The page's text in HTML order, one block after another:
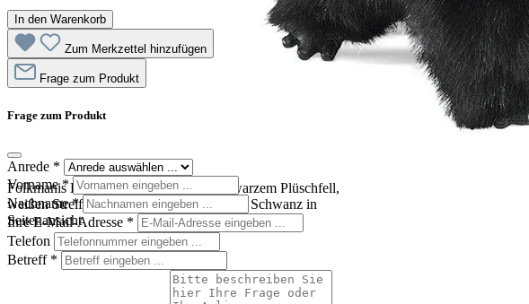
Folkmanis Handpuppe Stinktier mit schwarzem Plüschfell,
weißen Streifen und buschig aufgestelltem Schwanz in
Seitenansicht
In den Warenkorb
Zum Merkzettel hinzufügen
Frage zum Produkt
Frage zum Produkt
Anrede *
Vorname*
Nachname*
Ihre E-Mail-Adresse *
Telefon
Betreff *